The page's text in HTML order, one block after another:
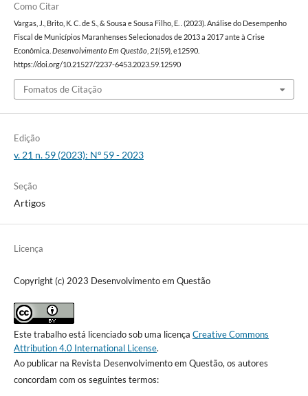
Como Citar
Vargas, J., Brito, K. C. de S., & Sousa e Sousa Filho, E. . (2023). Análise do Desempenho
Fiscal de Municípios Maranhenses Selecionados de 2013 a 2017 ante à Crise
Econômica. Desenvolvimento Em Questão, 21(59), e12590.
https://doi.org/10.21527/2237-6453.2023.59.12590
Fomatos de Citação
Edição
v. 21 n. 59 (2023): Nº 59 - 2023
Seção
Artigos
Licença
Copyright (c) 2023 Desenvolvimento em Questão
Este trabalho está licenciado sob uma licença Creative Commons
Attribution 4.0 International License.
Ao publicar na Revista Desenvolvimento em Questão, os autores
concordam com os seguintes termos: